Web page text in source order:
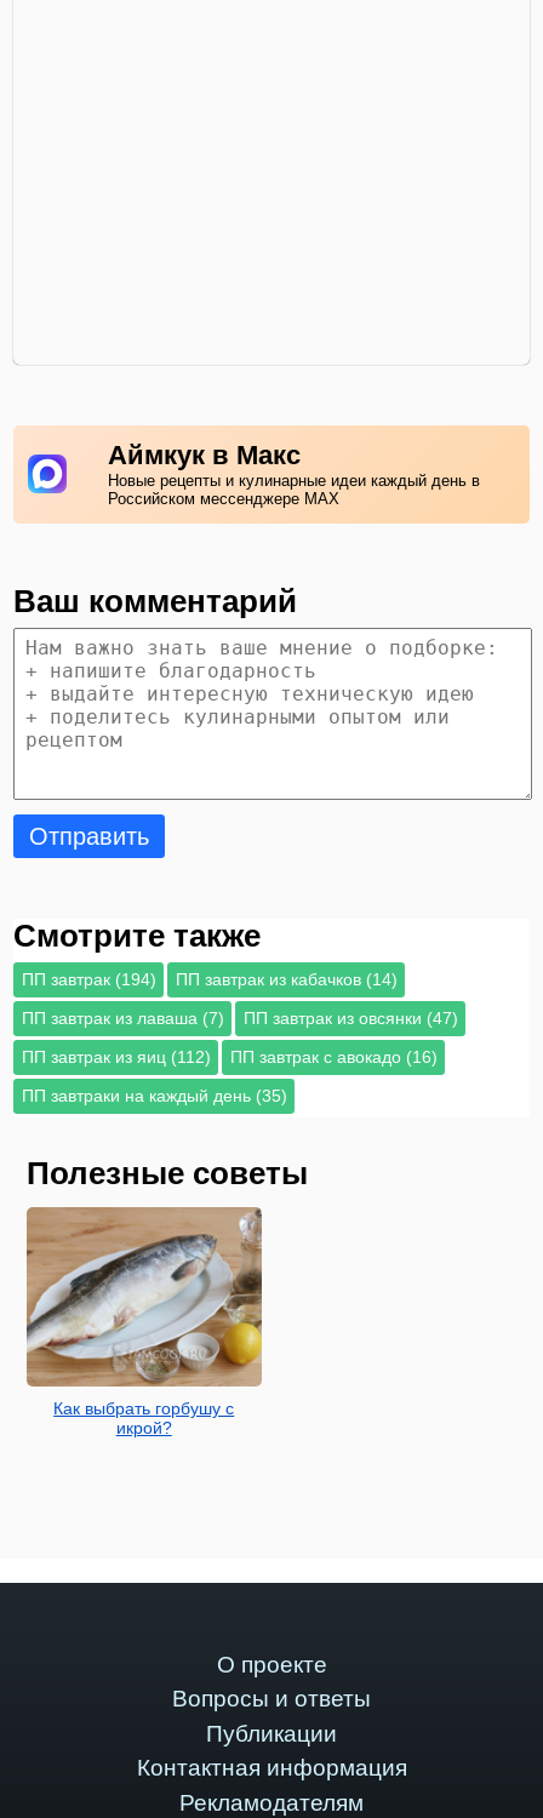
Аймкук в Макс
Новые рецепты и кулинарные идеи каждый день в
Российском мессенджере MAX
Ваш комментарий
Отправить
Смотрите также
ПП завтрак (194)
ПП завтрак из кабачков (14)
ПП завтрак из лаваша (7)
ПП завтрак из овсянки (47)
ПП завтрак из яиц (112)
ПП завтрак с авокадо (16)
ПП завтраки на каждый день (35)
Полезные советы
Как выбрать горбушу с
икрой?
О проекте
Вопросы и ответы
Публикации
Контактная информация
Рекламодателям